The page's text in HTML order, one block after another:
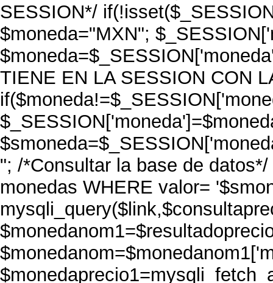
SESSION*/
$moneda="MXN";
TIENE EN LA SESSION CON
"; /*Consultar la base de
monedas WHERE valor=